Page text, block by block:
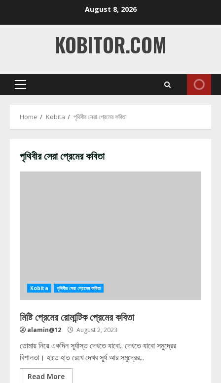
August 8, 2026
KOBITOR.COM
Primary
Home Kobita পৃথিবীর সেরা প্রেমের কবিতা
পৃথিবীর সেরা প্রেমের কবিতা
Kobita পৃথিবীর সেরা প্রেমের কবিতা
মিষ্টি প্রেমের রোমান্টিক প্রেমের কবিতা
alamin@12 August 2, 2023
তোমায় নিয়ে একদিন সূর্যাস্ত দেখতে যাবো.. দেখতে যাবো সমুদ্রের
বিশালতা। হাতে হাত রেখে দেখব সূর্য আর সমুদ্রের...
Read More